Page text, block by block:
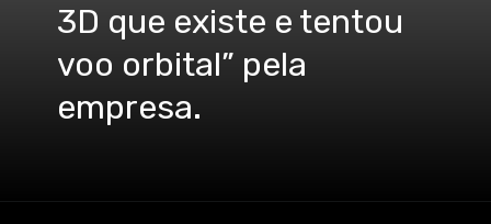
3D que existe e tentou
voo orbital” pela
empresa.